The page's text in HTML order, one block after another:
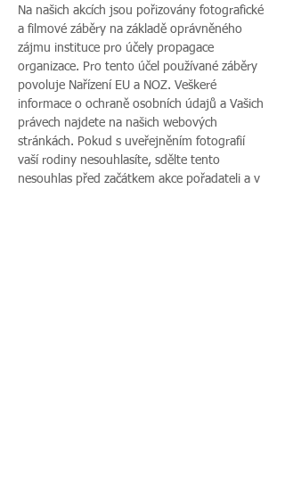
Na našich akcích jsou pořizovány fotografické
a filmové záběry na základě oprávněného
zájmu instituce pro účely propagace
organizace. Pro tento účel používané záběry
povoluje Nařízení EU a NOZ. Veškeré
informace o ochraně osobních údajů a Vašich
právech najdete na našich webových
stránkách. Pokud s uveřejněním fotografií
vaší rodiny nesouhlasíte, sdělte tento
nesouhlas před začátkem akce pořadateli a v